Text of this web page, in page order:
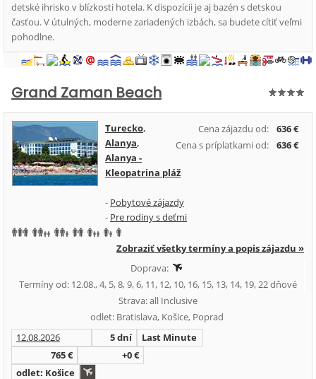
detské ihrisko v blízkosti hotela. K dispozícii je aj bazén s detskou
časťou. V útulných, moderne zariadených izbách, sa budete cítiť veľmi
pohodlne.
Grand Zaman Beach
Cena zájazdu od:
636 €
Cena s príplatkami od:
636 €
Turecko,
Alanya,
Alanya -
Kleopatrina pláž
- Pobytové zájazdy
- Pre rodiny s deťmi
Zobraziť všetky termíny a popis zájazdu »
Doprava:
Termíny od: 12.08., 4, 5, 8, 9, 6, 11, 12, 10, 16, 15, 13, 14, 19, 22 dňové
Strava: all Inclusive
odlet: Bratislava, Košice, Poprad
12.08.2026
5 dní
Last Minute
765 €
+0 €
odlet: Košice